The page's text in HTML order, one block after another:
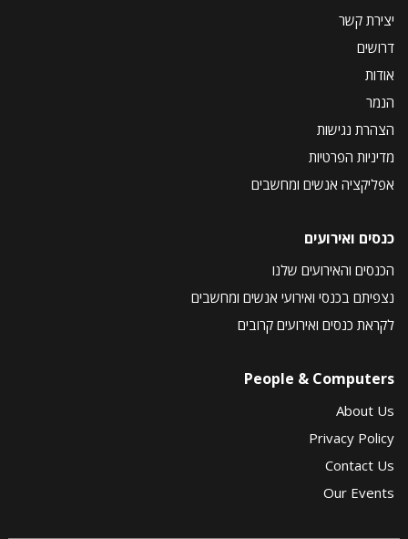
יצירת קשר
דרושים
אודות
הנמר
הצהרת נגישות
מדיניות הפרטיות
אפליקציה אנשים ומחשבים
כנסים ואירועים
הכנסים והאירועים שלנו
נצפיתם בכנסי ואירועי אנשים ומחשבים
לקראת כנסים ואירועים קרובים
People & Computers
About Us
Privacy Policy
Contact Us
Our Events